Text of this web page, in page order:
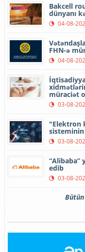
Bakcell
dünyanı
04-08-
FHN-ə
04-08-
müraciət
03-08-
"Elektron
03-08-
“Alibaba”
edib
03-08-